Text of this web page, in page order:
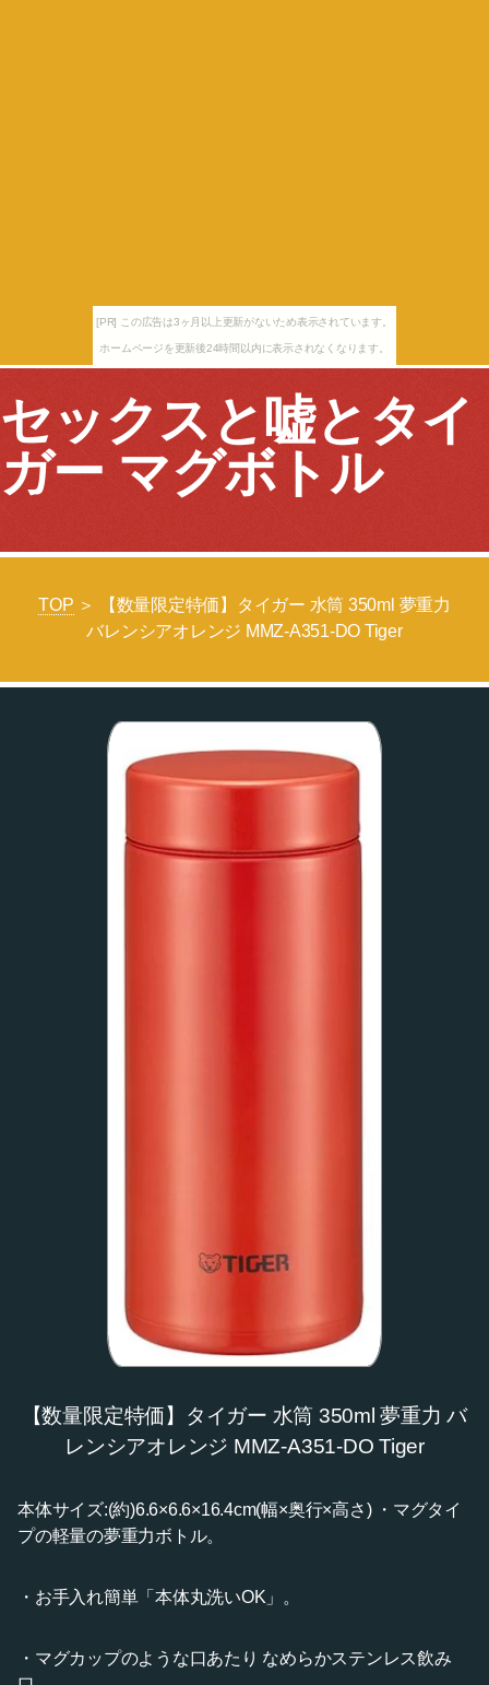
[PR] この広告は3ヶ月以上更新がないため表示されています。
ホームページを更新後24時間以内に表示されなくなります。
セックスと嘘とタイ
ガー マグボトル
TOP ＞ 【数量限定特価】タイガー 水筒 350ml 夢重力
バレンシアオレンジ MMZ-A351-DO Tiger
【数量限定特価】タイガー 水筒 350ml 夢重力 バ
レンシアオレンジ MMZ-A351-DO Tiger
本体サイズ:(約)6.6×6.6×16.4cm(幅×奥行×高さ) ・マグタイ
プの軽量の夢重力ボトル。
・お手入れ簡単「本体丸洗いOK」。
・マグカップのような口あたり なめらかステンレス飲み